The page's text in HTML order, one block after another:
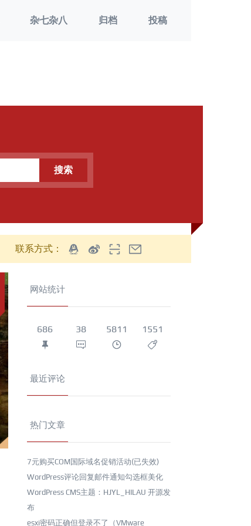
杂七杂八 归档 投稿
搜索
联系方式：
网站统计
686 38 5811 1551
最近评论
热门文章
7元购买COM国际域名促销活动(已失效)
WordPress评论回复邮件通知勾选框美化
WordPress CMS主题：HJYL_HILAU 开源发
布
esxi密码正确但登录不了（VMware